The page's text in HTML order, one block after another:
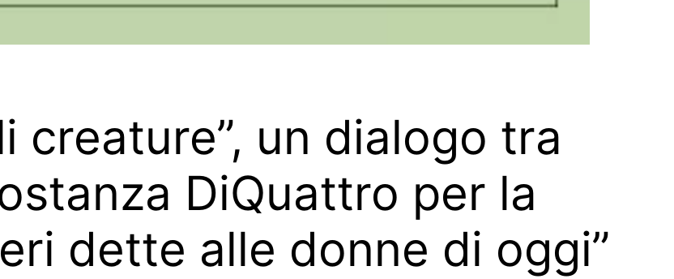
creature”, un dialogo tra
DiQuattro per la
dette alle donne di oggi”